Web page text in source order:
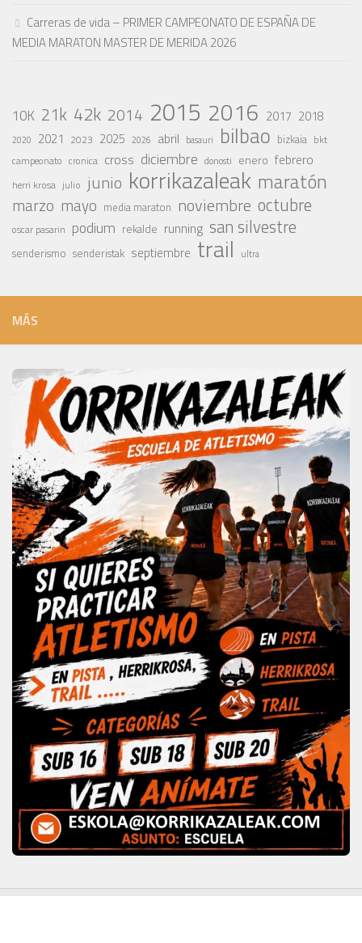
Carreras de vida – PRIMER CAMPEONATO DE ESPAÑA DE
MEDIA MARATON MASTER DE MERIDA 2026
10K 21k 42k 2014 2015 2016 2017 2018
2020 2021 2023 2025 2026 abril basauri bilbao bizkaia bkt
campeonato cronica cross diciembre donosti enero febrero
herri krosa julio junio korrikazaleak maratón
marzo mayo media maraton noviembre octubre
oscar pasarin podium rekalde running san silvestre
senderismo senderistak septiembre trail ultra
MÁS